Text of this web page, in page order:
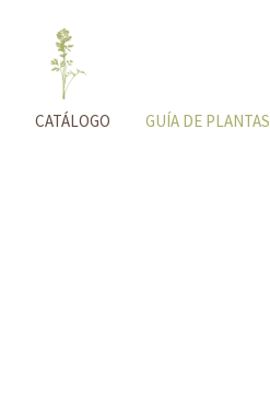
CATÁLOGO GUÍA DE PLANTAS